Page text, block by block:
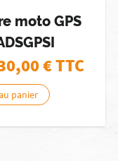
moto GPS
€ TTC
panier